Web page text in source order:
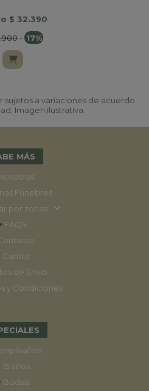
$ 32.390
- 17%
sujetos a variaciones de acuerdo
Imagen ilustrativa.
MÁS
Fúnebres
por zonas
FAQS
Carrito
de Envío
y Condiciones
15 años
Bodas